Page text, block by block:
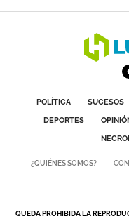
POLÍTICA SUCESOS
DEPORTES
¿QUIÉNES SOMOS?
QUEDA PROHIBIDA LA